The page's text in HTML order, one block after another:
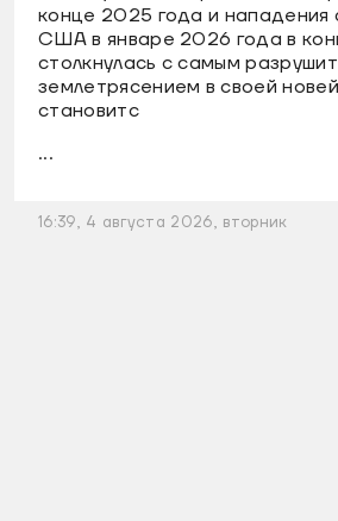
конце 2025 года и нападения
США в январе 2026 года в
столкнулась с самым
землетрясением в своей
становитс
...
16:39, 4 августа 2026, вторник